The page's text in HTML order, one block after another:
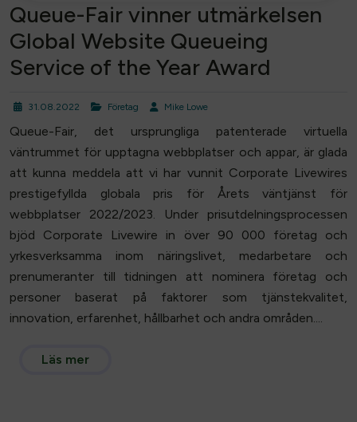
Queue-Fair vinner utmärkelsen
Global Website Queueing
Service of the Year Award
31.08.2022 Företag Mike Lowe
Queue-Fair, det ursprungliga patenterade virtuella
väntrummet för upptagna webbplatser och appar, är glada
att kunna meddela att vi har vunnit Corporate Livewires
prestigefyllda globala pris för Årets väntjänst för
webbplatser 2022/2023. Under prisutdelningsprocessen
bjöd Corporate Livewire in över 90 000 företag och
yrkesverksamma inom näringslivet, medarbetare och
prenumeranter till tidningen att nominera företag och
personer baserat på faktorer som tjänstekvalitet,
innovation, erfarenhet, hållbarhet och andra områden....
Läs mer